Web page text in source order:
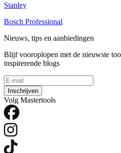
Stanley
Bosch Professional
Nieuws, tips en aanbiedingen
Blijf vooroplopen met de nieuwste
inspirerende blogs
Inschrijven
Volg Mastertools